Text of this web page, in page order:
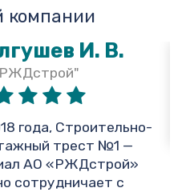
компании
И. В.
года, Строительно-
трест №1 —
АО «РЖДстрой»
сотрудничает с